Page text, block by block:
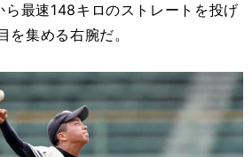
ら最速148キロのストレートを投げ
を集める右腕だ。